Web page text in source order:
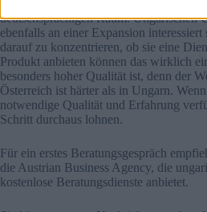
deutschsprachigen Raum. Ungarischen
ebenfalls an einer Expansion interessiert
darauf zu konzentrieren, ob sie eine
Produkt anbieten können das wirklich
besonders hoher Qualität ist, denn der
Österreich ist härter als in Ungarn.
notwendige Qualität und Erfahrung
Schritt durchaus lohnen.
Für ein erstes Beratungsgespräch
die Austrian Business Agency, die
kostenlose Beratungsdienste anbietet.